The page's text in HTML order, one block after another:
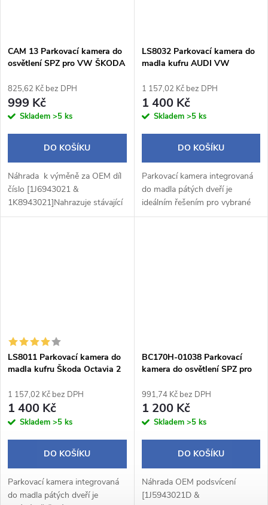
CAM 13 Parkovací kamera do
osvětlení SPZ pro VW ŠKODA
825,62 Kč bez DPH
999 Kč
Skladem >5 ks
DO KOŠÍKU
Náhrada k výměně za OEM díl
číslo [1J6943021 &
1K8943021]Nahrazuje stávající
osvětlení SPZDodává se s 6m
LS8032 Parkovací kamera do
madla kufru AUDI VW
1 157,02 Kč bez DPH
1 400 Kč
Skladem >5 ks
DO KOŠÍKU
Parkovací kamera integrovaná
do madla pátých dveří je
ideálním řešením pro vybrané
modely vozidel Audi,
LS8011 Parkovací kamera do
madla kufru Škoda Octavia 2
1 157,02 Kč bez DPH
1 400 Kč
Skladem >5 ks
DO KOŠÍKU
Parkovací kamera integrovaná
do madla pátých dveří je
BC170H-01038 Parkovací
kamera do osvětlení SPZ pro
991,74 Kč bez DPH
1 200 Kč
Skladem >5 ks
DO KOŠÍKU
Náhrada OEM podsvícení
[1J5943021D &